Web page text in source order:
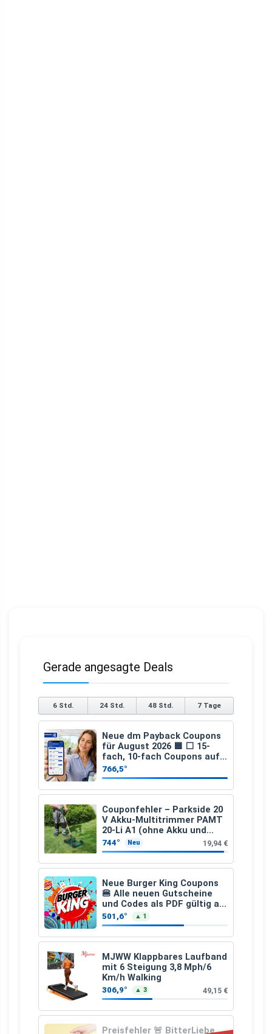
Gerade angesagte Deals
6 Std. 24 Std. 48 Std. 7 Tage
Neue dm Payback Coupons
für August 2026 🟦 ⬜ 15-
fach, 10-fach Coupons auf
den gesamten Einkauf ab 2
€
766,5°
Couponfehler – Parkside 20
V Akku-Multitrimmer PAMT
20-Li A1 (ohne Akku und
Ladegerät)
744° Neu 19,94 €
Neue Burger King Coupons
🍔 Alle neuen Gutscheine
und Codes als PDF gültig ab
25.07.2026 bis 04.09.2026
501,6° ▲ 1
MJWW Klappbares Laufband
mit 6 Steigung 3,8 Mph/6
Km/h Walking
306,9° ▲ 3 49,15 €
Preisfehler 🚨 BitterLiebe